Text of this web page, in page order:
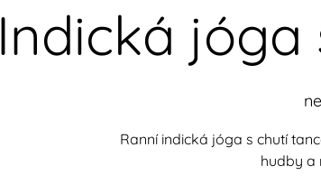
Indická
Ranní indická jóga s chutí
hudby a